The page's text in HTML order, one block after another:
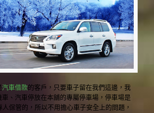
汽車借款的客戶，只要車子留在我們這邊，我
、汽車停放在本舖的專屬停車場，停車場是
人保管的，所以不用擔心車子安全上的問題，